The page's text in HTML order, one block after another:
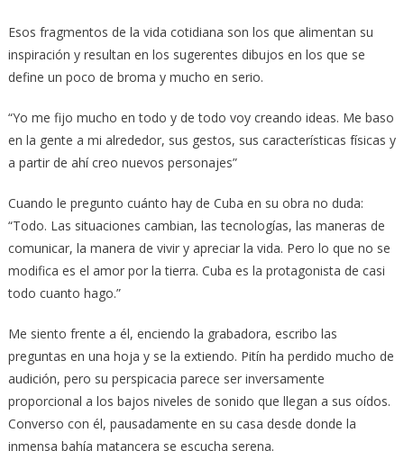
Esos fragmentos de la vida cotidiana son los que alimentan su
inspiración y resultan en los sugerentes dibujos en los que se
define un poco de broma y mucho en serio.
“Yo me fijo mucho en todo y de todo voy creando ideas. Me baso
en la gente a mi alrededor, sus gestos, sus características físicas y
a partir de ahí creo nuevos personajes”
Cuando le pregunto cuánto hay de Cuba en su obra no duda:
“Todo. Las situaciones cambian, las tecnologías, las maneras de
comunicar, la manera de vivir y apreciar la vida. Pero lo que no se
modifica es el amor por la tierra. Cuba es la protagonista de casi
todo cuanto hago.”
Me siento frente a él, enciendo la grabadora, escribo las
preguntas en una hoja y se la extiendo. Pitín ha perdido mucho de
audición, pero su perspicacia parece ser inversamente
proporcional a los bajos niveles de sonido que llegan a sus oídos.
Converso con él, pausadamente en su casa desde donde la
inmensa bahía matancera se escucha serena.